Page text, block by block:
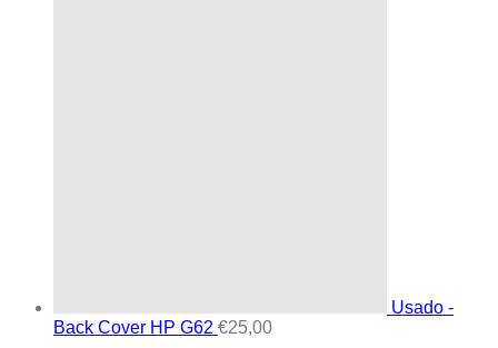
Usado -
Back Cover HP G62 €25,00